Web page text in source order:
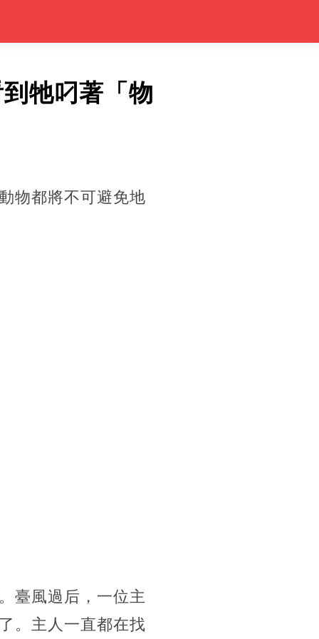
牠叼著「物
物都將不可避免地
臺風過后，一位主
。主人一直都在找